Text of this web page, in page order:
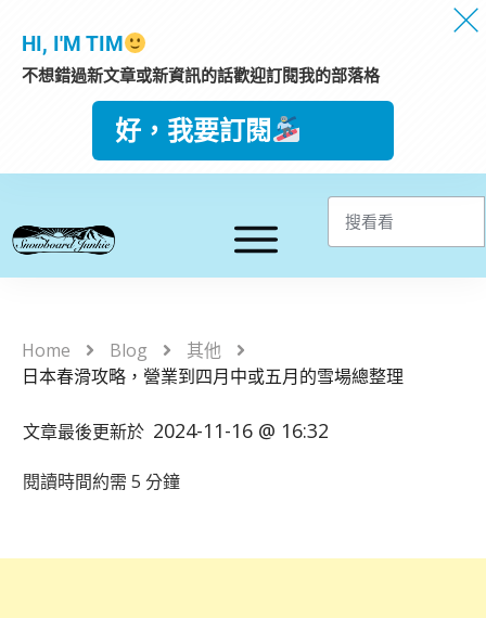
Home Blog
其他
日本春滑攻略，營業到四月中或五月的雪場總整理
文章最後更新於 2024-11-16 @ 16:32
閱讀時間約需 5 分鐘
HI, I'M TIM
不想錯過新文章或新資訊的話歡迎訂閱我的部落格
好，我要訂閱